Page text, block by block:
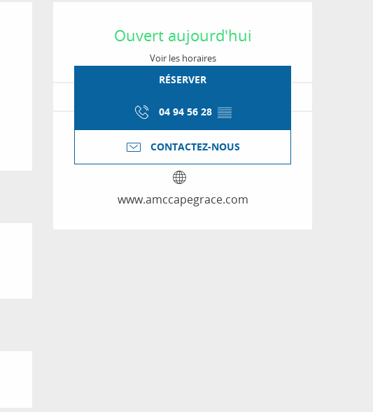
Ouverture et
Ouvert aujourd'hui
Voir les horaires
RÉSERVER
04 94 56 28 ▒▒
CONTACTEZ-NOUS
www.amccapegrace.com